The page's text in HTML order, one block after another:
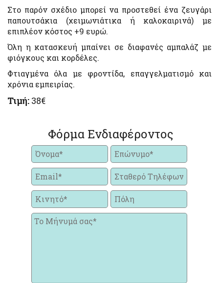
Στο παρόν σχέδιο μπορεί να προστεθεί ένα ζευγάρι
παπουτσάκια (χειμωνιάτικα ή καλοκαιρινά) με
επιπλέον κόστος +9 ευρώ.
Όλη η κατασκευή μπαίνει σε διαφανές αμπαλάζ με
φιόγκους και κορδέλες.
Φτιαγμένα όλα με φροντίδα, επαγγελματισμό και
χρόνια εμπειρίας.
Τιμή: 38€
Φόρμα Ενδιαφέροντος